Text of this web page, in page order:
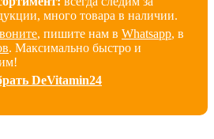
много товара в наличии.
, пишите нам в Whatsapp, в
. Максимально быстро и
DeVitamin24